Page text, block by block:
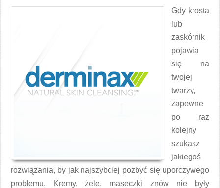
Gdy krosta
lub
zaskórnik
pojawia
się na
twojej
twarzy,
zapewne
po raz
kolejny
szukasz
jakiegoś
rozwiązania, by jak najszybciej pozbyć się uporczywego
problemu. Kremy, żele, maseczki znów nie były